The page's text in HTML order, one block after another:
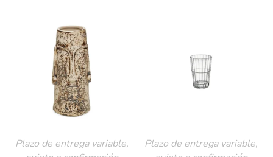
Plazo de entrega variable,
Plazo de entrega variable,